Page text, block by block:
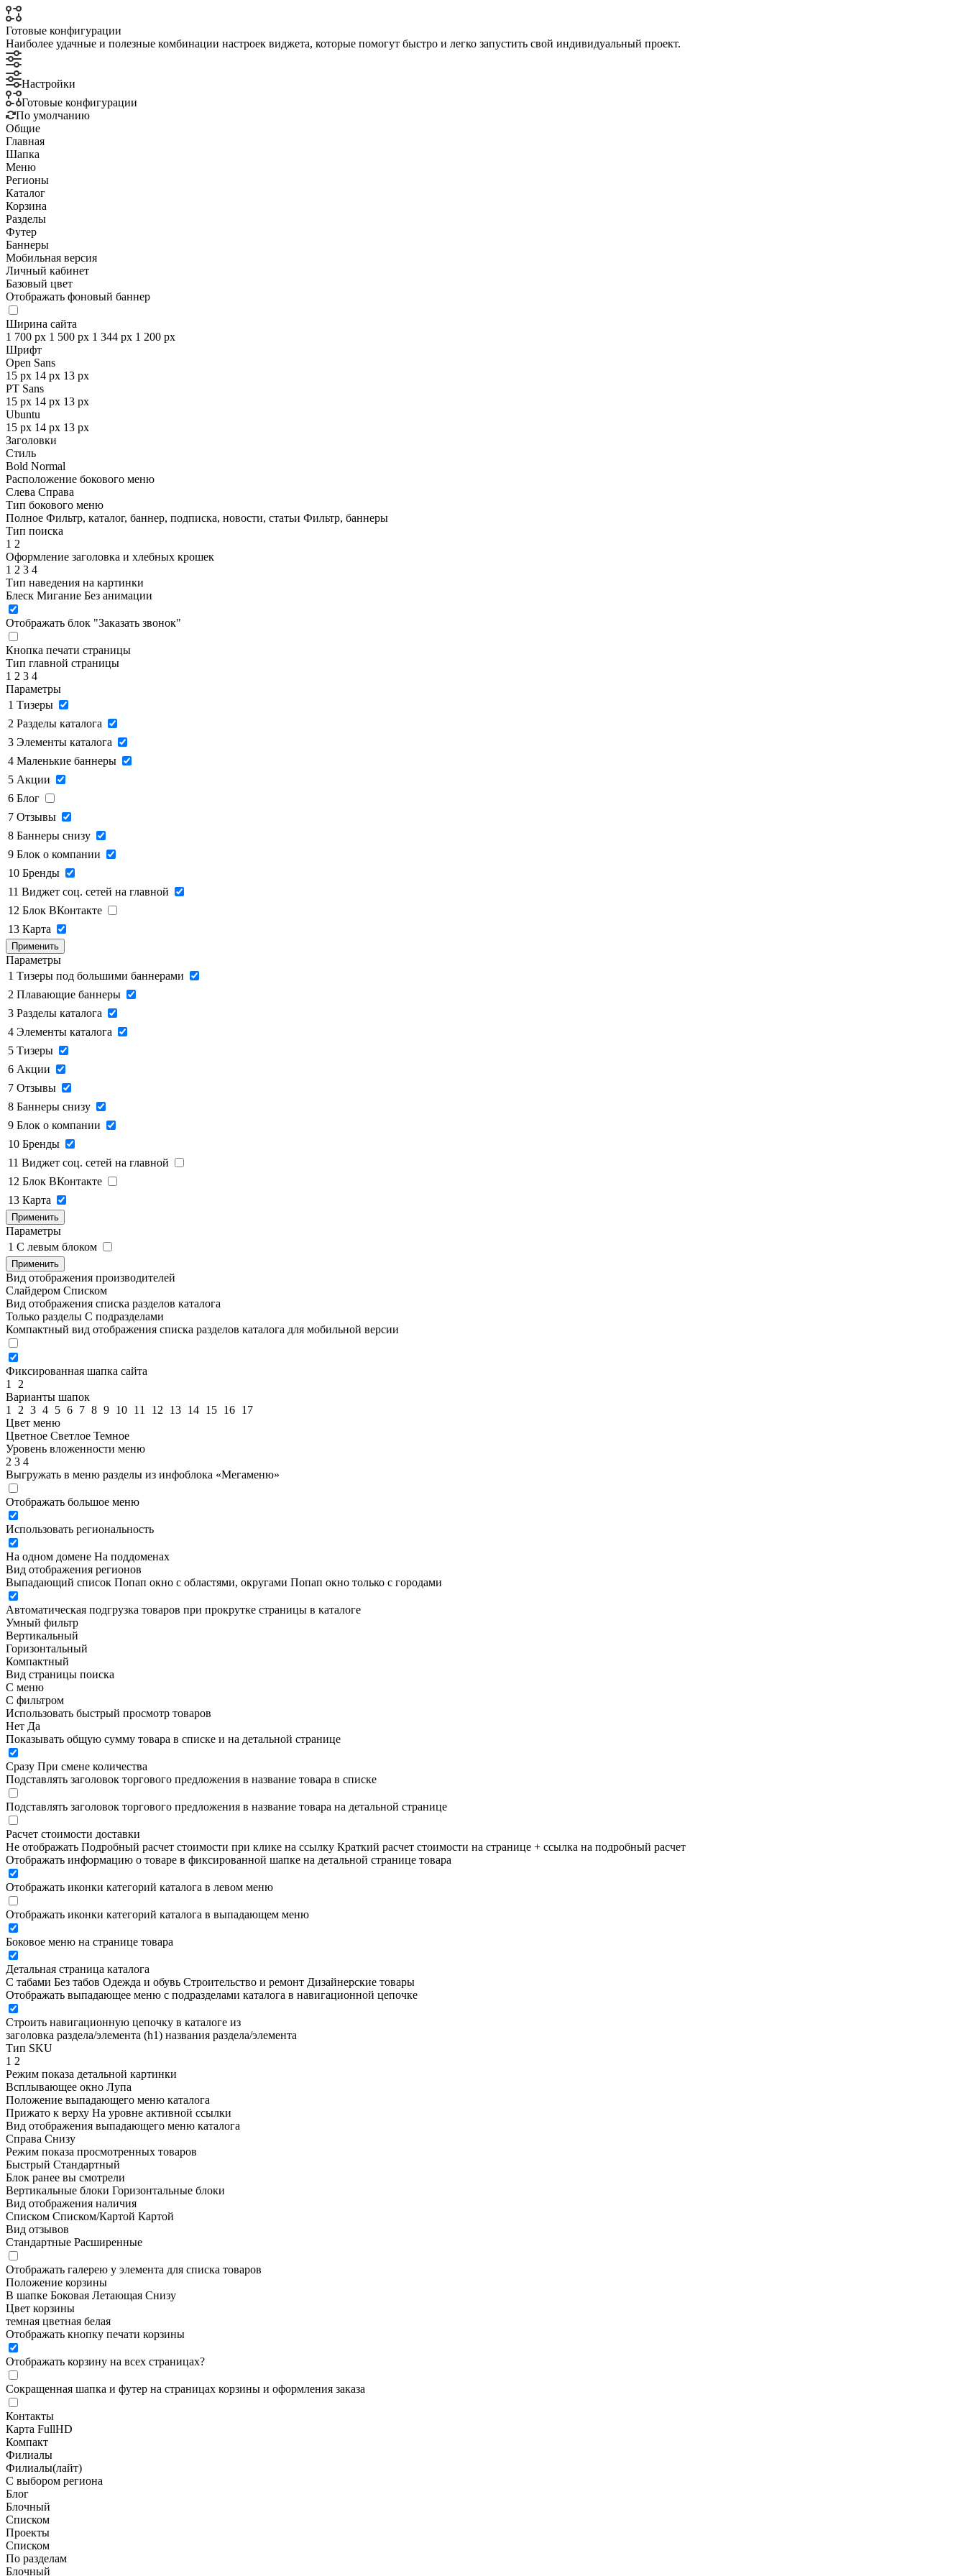
Готовые конфигурации
Наиболее удачные и полезные комбинации настроек виджета, которые помогут быстро и легко запустить свой индивидуальный проект.
Настройки
Готовые конфигурации
По умолчанию
Общие
Главная
Шапка
Меню
Регионы
Каталог
Корзина
Разделы
Футер
Баннеры
Мобильная версия
Личный кабинет
Базовый цвет
Отображать фоновый баннер
Ширина сайта
1 700 px 1 500 px 1 344 px 1 200 px
Шрифт
Open Sans
15 px 14 px 13 px
PT Sans
15 px 14 px 13 px
Ubuntu
15 px 14 px 13 px
Заголовки
Стиль
Bold Normal
Расположение бокового меню
Слева Справа
Тип бокового меню
Полное Фильтр, каталог, баннер, подписка, новости, статьи Фильтр, баннеры
Тип поиска
1 2
Оформление заголовка и хлебных крошек
1 2 3 4
Тип наведения на картинки
Блеск Мигание Без анимации
Отображать блок "Заказать звонок"
Кнопка печати страницы
Тип главной страницы
1 2 3 4
Параметры
1 Тизеры
2 Разделы каталога
3 Элементы каталога
4 Маленькие баннеры
5 Акции
6 Блог
7 Отзывы
8 Баннеры снизу
9 Блок о компании
10 Бренды
11 Виджет соц. сетей на главной
12 Блок ВКонтакте
13 Карта
Применить
Параметры
1 Тизеры под большими баннерами
2 Плавающие баннеры
3 Разделы каталога
4 Элементы каталога
5 Тизеры
6 Акции
7 Отзывы
8 Баннеры снизу
9 Блок о компании
10 Бренды
11 Виджет соц. сетей на главной
12 Блок ВКонтакте
13 Карта
Применить
Параметры
1 C левым блоком
Применить
Вид отображения производителей
Слайдером Списком
Вид отображения списка разделов каталога
Только разделы С подразделами
Компактный вид отображения списка разделов каталога для мобильной версии
Фиксированная шапка сайта
1
2
Варианты шапок
1
2 3 4 5 6 7 8 9 10 11 12 13 14 15 16 17
Цвет меню
Цветное Светлое Темное
Уровень вложенности меню
2 3 4
Выгружать в меню разделы из инфоблока «Мегаменю»
Отображать большое меню
Использовать региональность
На одном домене На поддоменах
Вид отображения регионов
Выпадающий список Попап окно c областями, округами Попап окно только с городами
Автоматическая подгрузка товаров при прокрутке страницы в каталоге
Умный фильтр
Вертикальный
Горизонтальный
Компактный
Вид страницы поиска
С меню
С фильтром
Использовать быстрый просмотр товаров
Нет Да
Показывать общую сумму товара в списке и на детальной странице
Сразу При смене количества
Подставлять заголовок торгового предложения в название товара в списке
Подставлять заголовок торгового предложения в название товара на детальной странице
Расчет стоимости доставки
Не отображать Подробный расчет стоимости при клике на ссылку Краткий расчет стоимости на странице + ссылка на подробный расчет
Отображать информацию о товаре в фиксированной шапке на детальной странице товара
Отображать иконки категорий каталога в левом меню
Отображать иконки категорий каталога в выпадающем меню
Боковое меню на странице товара
Детальная страница каталога
С табами Без табов Одежда и обувь Строительство и ремонт Дизайнерские товары
Отображать выпадающее меню с подразделами каталога в навигационной цепочке
Строить навигационную цепочку в каталоге из
заголовка раздела/элемента (h1) названия раздела/элемента
Тип SKU
1 2
Режим показа детальной картинки
Всплывающее окно Лупа
Положение выпадающего меню каталога
Прижато к верху На уровне активной ссылки
Вид отображения выпадающего меню каталога
Справа Снизу
Режим показа просмотренных товаров
Быстрый Стандартный
Блок ранее вы смотрели
Вертикальные блоки Горизонтальные блоки
Вид отображения наличия
Списком Списком/Картой Картой
Вид отзывов
Стандартные Расширенные
Отображать галерею у элемента для списка товаров
Положение корзины
В шапке Боковая Летающая Снизу
Цвет корзины
темная цветная белая
Отображать кнопку печати корзины
Отображать корзину на всех страницах?
Сокращенная шапка и футер на страницах корзины и оформления заказа
Контакты
Карта FullHD
Компакт
Филиалы
Филиалы(лайт)
С выбором региона
Блог
Блочный
Списком
Проекты
Списком
По разделам
Блочный